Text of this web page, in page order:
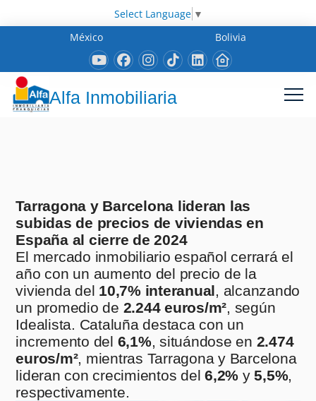
Select Language ▼
México
Bolivia
Alfa Inmobiliaria
Tarragona y Barcelona lideran las
subidas de precios de viviendas en
España al cierre de 2024
El mercado inmobiliario español cerrará el
año con un aumento del precio de la
vivienda del 10,7% interanual, alcanzando
un promedio de 2.244 euros/m², según
Idealista. Cataluña destaca con un
incremento del 6,1%, situándose en 2.474
euros/m², mientras Tarragona y Barcelona
lideran con crecimientos del6,2% y5,5%,
respectivamente.